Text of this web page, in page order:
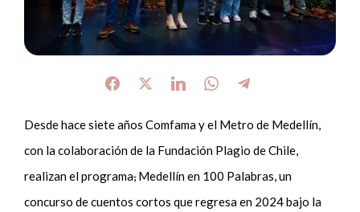
Desde hace siete años Comfama y el Metro de Medellín,
con la colaboración de la Fundación Plagio de Chile,
realizan el programa,Medellín en 100 Palabras, un
concurso de cuentos cortos que regresa en 2024 bajo la